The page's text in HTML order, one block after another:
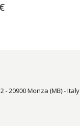
- 20900 Monza (MB) - Italy